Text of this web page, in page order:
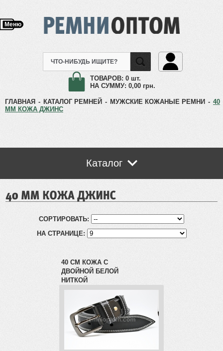
Меню
ТОВАРОВ: 0 шт.
НА СУММУ: 0,00 грн.
ГЛАВНАЯ - КАТАЛОГ РЕМНЕЙ - МУЖСКИЕ КОЖАНЫЕ РЕМНИ - 40
ММ КОЖА ДЖИНС
Каталог
СОРТИРОВАТЬ:
НА СТРАНИЦЕ:
40 СМ КОЖА С
ДВОЙНОЙ БЕЛОЙ
НИТКОЙ